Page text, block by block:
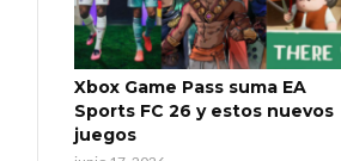
Xbox Game Pass suma EA
Sports FC 26 y estos nuevos
juegos